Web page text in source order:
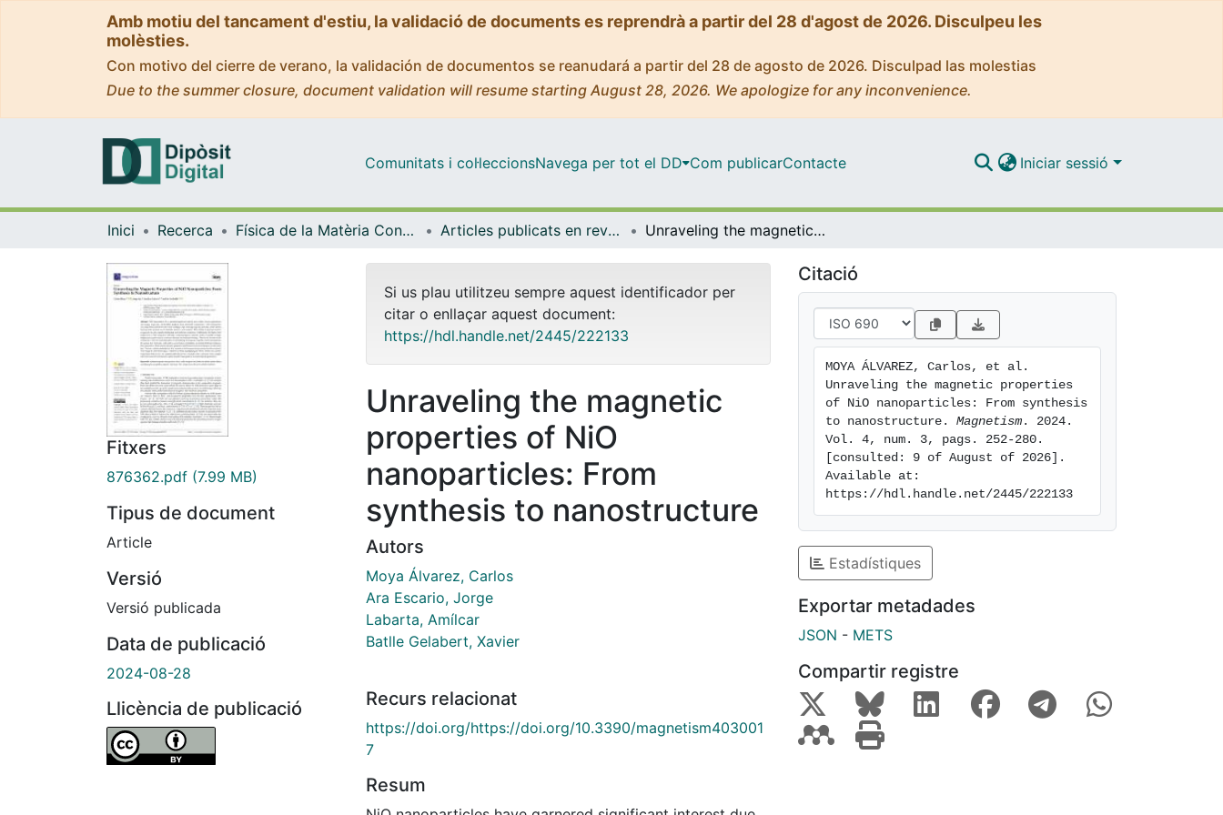
Amb motiu del tancament d'estiu, la validació de documents es reprendrà a partir del 28 d'agost de 2026. Disculpeu les
molèsties.
Con motivo del cierre de verano, la validación de documentos se reanudará a partir del 28 de agosto de 2026. Disculpad las molestias
Due to the summer closure, document validation will resume starting August 28, 2026. We apologize for any inconvenience.
Comunitats i col·leccionsNavega per tot el DD Com publicarContacte Iniciar sessió
Inici Recerca Física de la Matèria Condensada Articles publicats en revistes (Física de la Matèria Condensada) Unraveling the magnetic properties of NiO nanoparticles: From synthesis to nanostructure
Fitxers
876362.pdf (7.99 MB)
Tipus de document
Article
Versió
Versió publicada
Data de publicació
2024-08-28
Llicència de publicació
Si us plau utilitzeu sempre aquest identificador per
citar o enllaçar aquest document:
https://hdl.handle.net/2445/222133
Unraveling the magnetic
properties of NiO
nanoparticles: From
synthesis to nanostructure
Autors
Moya Álvarez, Carlos
Ara Escario, Jorge
Labarta, Amílcar
Batlle Gelabert, Xavier
Recurs relacionat
https://doi.org/https://doi.org/10.3390/magnetism403001
7
Resum
Citació
MOYA ÁLVAREZ, Carlos, et al.
Unraveling the magnetic properties
of NiO nanoparticles: From synthesis
to nanostructure. Magnetism . 2024.
Vol. 4, num. 3, pags. 252-280.
[consulted: 9 of August of 2026].
Available at:
https://hdl.handle.net/2445/222133
Estadístiques
Exportar metadades
JSON - METS
Compartir registre